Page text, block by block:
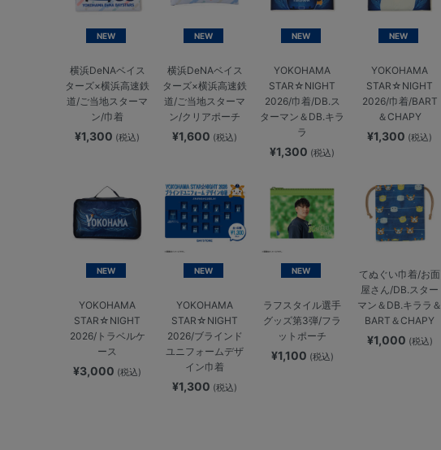
NEW
横浜DeNAベイス
ターズ×横浜高速鉄
道/ご当地スターマ
ン/巾着
¥1,300 (税込)
NEW
横浜DeNAベイス
ターズ×横浜高速鉄
道/ご当地スターマ
ン/クリアポーチ
¥1,600 (税込)
NEW
YOKOHAMA
STAR☆NIGHT
2026/巾着/DB.ス
ターマン＆DB.キラ
ラ
¥1,300 (税込)
NEW
YOKOHAMA
STAR☆NIGHT
2026/巾着/BART
＆CHAPY
¥1,300 (税込)
NEW
YOKOHAMA
STAR☆NIGHT
2026/トラベルケ
ース
¥3,000 (税込)
NEW
YOKOHAMA
STAR☆NIGHT
2026/ブラインド
ユニフォームデザ
イン巾着
¥1,300 (税込)
NEW
ラフスタイル選手
グッズ第3弾/フラ
ットポーチ
¥1,100 (税込)
てぬぐい巾着/お面
屋さん/DB.スター
マン＆DB.キララ＆
BART＆CHAPY
¥1,000 (税込)